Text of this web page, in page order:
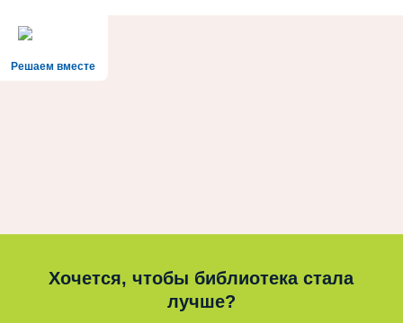
Решаем вместе
Хочется, чтобы библиотека стала
лучше?